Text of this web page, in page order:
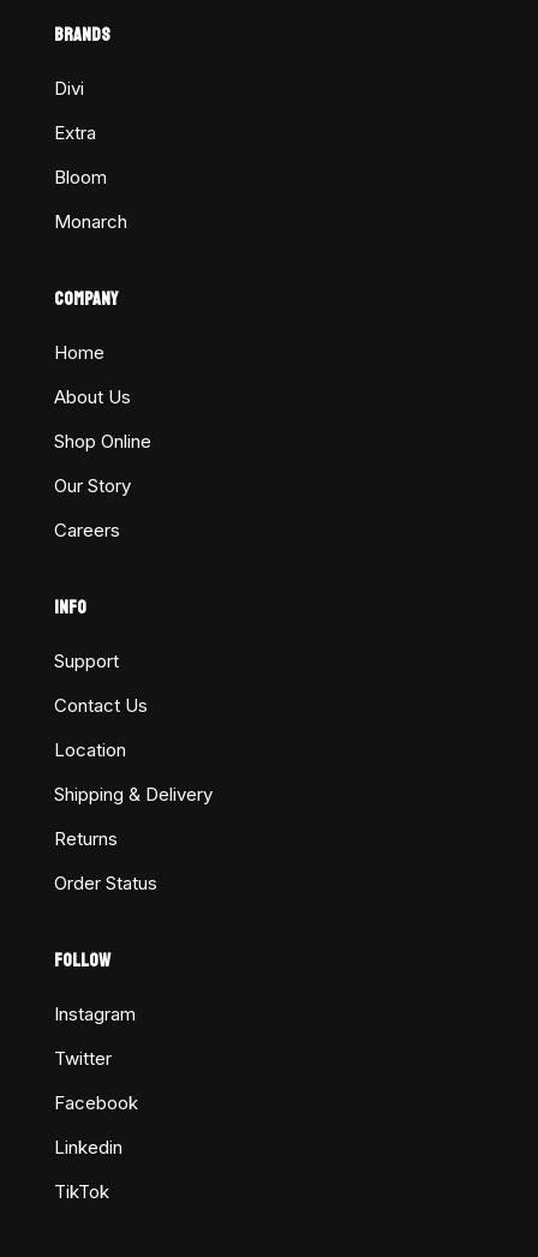
BRANDS
Divi
Extra
Bloom
Monarch
COMPANY
Home
About Us
Shop Online
Our Story
Careers
INFO
Support
Contact Us
Location
Shipping & Delivery
Returns
Order Status
FOLLOW
Instagram
Twitter
Facebook
Linkedin
TikTok